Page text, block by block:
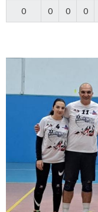
0 0 0 0